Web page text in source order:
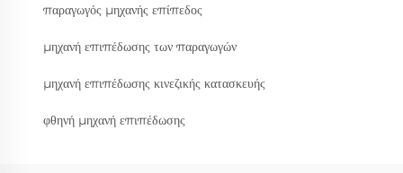
παραγωγός μηχανής επίπεδος
μηχανή επιπέδωσης των παραγωγών
μηχανή επιπέδωσης κινεζικής κατασκευής
φθηνή μηχανή επιπέδωσης